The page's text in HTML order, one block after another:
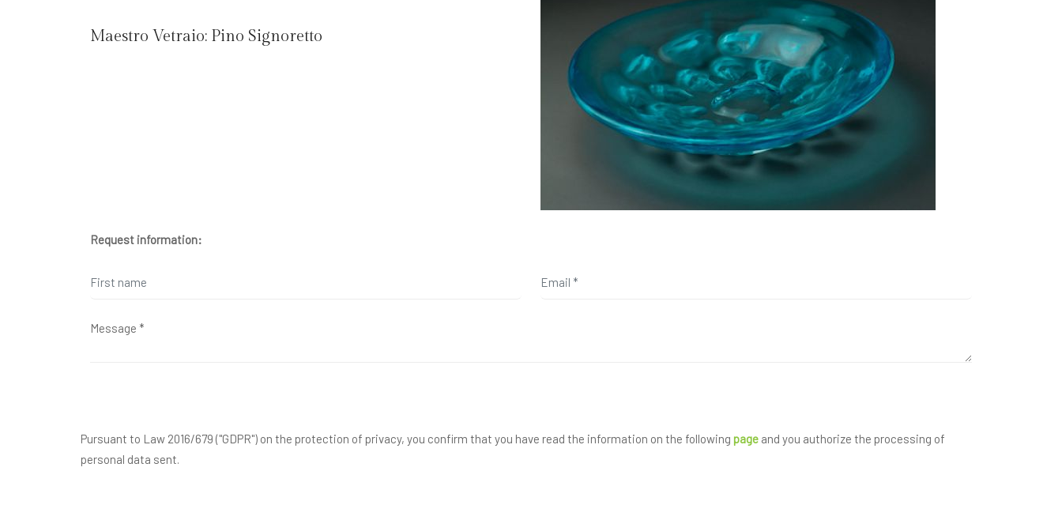
Maestro Vetraio: Pino Signoretto
Request information:
Pursuant to Law 2016/679 ("GDPR") on the protection of privacy, you confirm that you have read the information on the following page and you authorize the processing of
personal data sent.